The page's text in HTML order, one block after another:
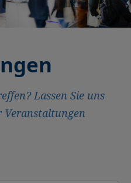
Lassen Sie uns
Veranstaltungen